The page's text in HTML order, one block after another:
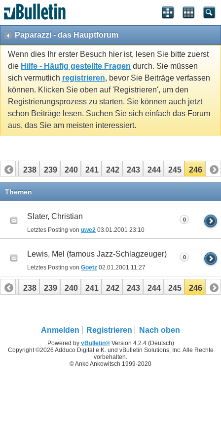
Paparazzi - das Hauptforum
Wenn dies Ihr erster Besuch hier ist, lesen Sie bitte zuerst
die Hilfe - Häufig gestellte Fragen durch. Sie müssen
sich vermutlich registrieren, bevor Sie Beiträge verfassen
können. Klicken Sie oben auf 'Registrieren', um den
Registrierungsprozess zu starten. Sie können auch jetzt
schon Beiträge lesen. Suchen Sie sich einfach das Forum
aus, das Sie am meisten interessiert.
237 238 239 240 241 242 243 244 245 246
Themen
Slater, Christian
Letztes Posting von uwe2 03.01.2001 23:10
0
Lewis, Mel (famous Jazz-Schlagzeuger)
Letztes Posting von Goetz 02.01.2001 11:27
0
237 238 239 240 241 242 243 244 245 246
Anmelden Registrieren Nach oben
Powered by vBulletin®Version 4.2.4 (Deutsch)
Copyright ©2026 Adduco Digital e.K. und vBulletin Solutions, Inc. Alle Rechte
vorbehalten.
© Anko Ankowitsch 1999-2020